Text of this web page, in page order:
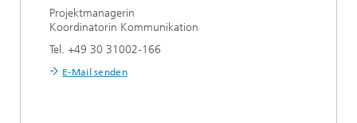
Projektmanagerin
Koordinatorin Kommunikation
Tel. +49 30 31002-166
E-Mail senden